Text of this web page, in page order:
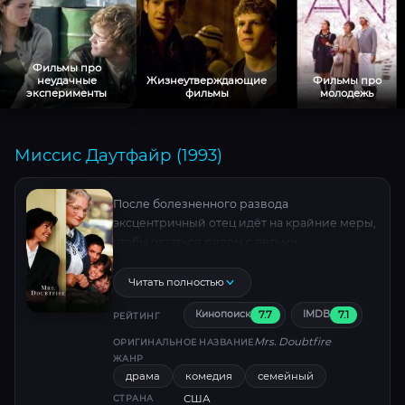
Фильмы про
неудачные
эксперименты
Жизнеутверждающие
фильмы
Фильмы про
молодежь
Миссис Даутфайр (1993)
После болезненного развода
эксцентричный отец идёт на крайние меры,
домработницу, он балансирует между
абсурдным гримом, рискованными
импровизациями и растущими
подозрениями бывшей супруги. Смех
сквозь слёзы в истории о любви, которая не
знает границ.
Читать полностью
РЕЙТИНГ Кинопоиск 7.7 IMDB 7.1
ОРИГИНАЛЬНОЕ НАЗВАНИЕMrs. Doubtfire
ЖАНР
драма комедия семейный
СТРАНА США